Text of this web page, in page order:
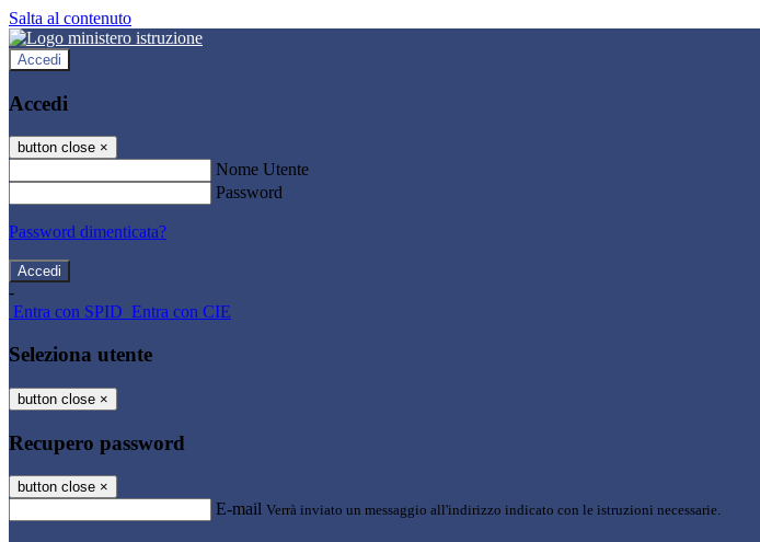
Salta al contenuto
Accedi
Accedi
button close ×
Nome Utente
Password
Password dimenticata?
-
Entra con SPID Entra con CIE
Seleziona utente
button close ×
Recupero password
button close ×
E-mail Verrà inviato un messaggio all'indirizzo indicato con le istruzioni necessarie.